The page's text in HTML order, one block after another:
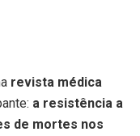
revista médica
a resistência a
de mortes nos